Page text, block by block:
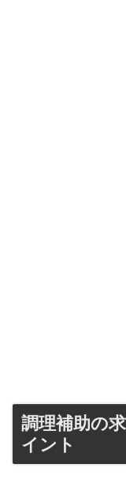
調理補助の
イント